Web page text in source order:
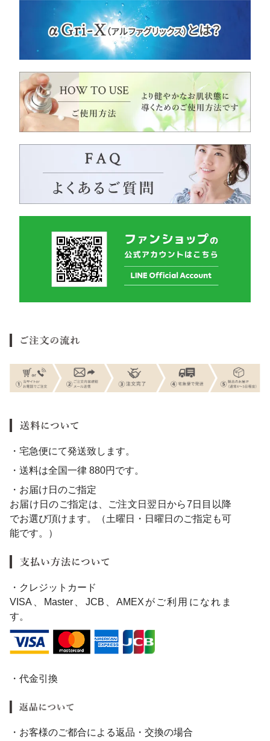
・宅急便にて発送致します。
・送料は全国一律 880円です。
・お届け日のご指定
お届け日のご指定は、ご注文日翌日から7日目以降
でお選び頂けます。（土曜日・日曜日のご指定も可
能です。）
・クレジットカード
VISA、Master、JCB、AMEXがご利用になれま
す。
・代金引換
・お客様のご都合による返品・交換の場合